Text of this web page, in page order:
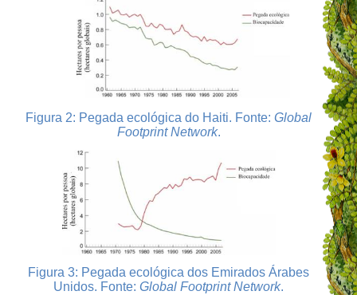
Figura 2: Pegada ecológica do Haiti. Fonte: Global
Footprint Network.
Figura 3: Pegada ecológica dos Emirados Árabes
Unidos. Fonte: Global Footprint Network.